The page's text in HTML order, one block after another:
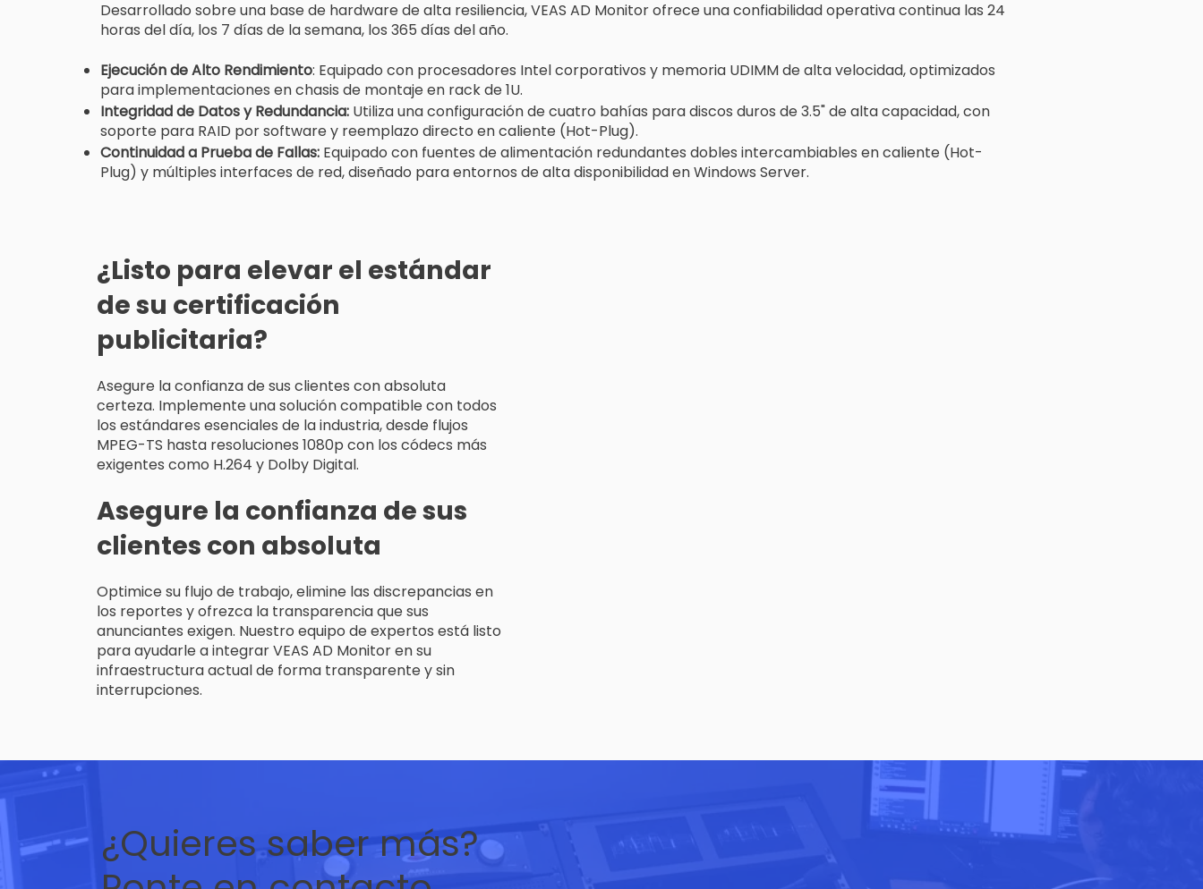
Desarrollado sobre una base de hardware de alta resiliencia, VEAS AD Monitor ofrece una confiabilidad operativa continua las 24
horas del día, los 7 días de la semana, los 365 días del año.
Ejecución de Alto Rendimiento: Equipado con procesadores Intel corporativos y memoria UDIMM de alta velocidad, optimizados
para implementaciones en chasis de montaje en rack de 1U.
Integridad de Datos y Redundancia:Utiliza una configuración de cuatro bahías para discos duros de 3.5" de alta capacidad, con
soporte para RAID por software y reemplazo directo en caliente (Hot-Plug).
Continuidad a Prueba de Fallas: Equipado con fuentes de alimentación redundantes dobles intercambiables en caliente (Hot-
Plug) y múltiples interfaces de red, diseñado para entornos de alta disponibilidad en Windows Server.
¿Listo para elevar el estándar
de su certificación
publicitaria?
Asegure la confianza de sus clientes con absoluta
certeza. Implemente una solución compatible con todos
los estándares esenciales de la industria, desde flujos
MPEG-TS hasta resoluciones 1080p con los códecs más
exigentes como H.264 y Dolby Digital.
Asegure la confianza de sus
clientes con absoluta
Optimice su flujo de trabajo, elimine las discrepancias en
los reportes y ofrezca la transparencia que sus
anunciantes exigen. Nuestro equipo de expertos está listo
para ayudarle a integrar VEAS AD Monitor en su
infraestructura actual de forma transparente y sin
interrupciones.
¿Quieres saber más?